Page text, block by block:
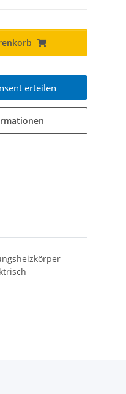
erteilen